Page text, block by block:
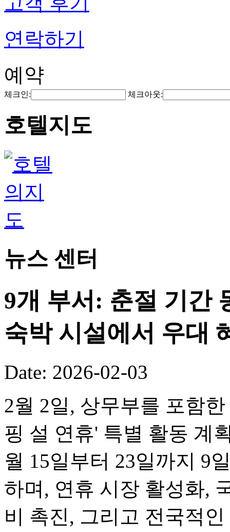
연락하기
예약
체크인: 체크아웃:
호텔지도
뉴스 센터
9개 부서: 춘절 기간
숙박 시설에서 우대
Date: 2026-02-03
2월 2일, 상무부를 포함
핑 설 연휴' 특별 활동 계
월 15일부터 23일까지 9
하며, 연휴 시장 활성화,
비 촉진, 그리고 전국적